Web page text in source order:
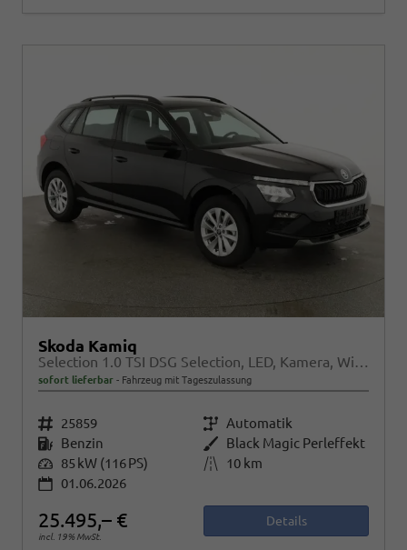
Skoda Kamiq
Selection 1.0 TSI DSG Selection, LED, Kamera, Winter, Ladeboden, 16-Zoll, 4.J-Garantie
sofort lieferbar Fahrzeug mit Tageszulassung
Fahrzeugnr. 25859 Getriebe Automatik
Kraftstoff Benzin Außenfarbe Black Magic Perleffekt
Leistung 85 kW (116 PS) Kilometerstand
10 km
01.06.2026
25.495,– €
incl. 19% MwSt.
Details